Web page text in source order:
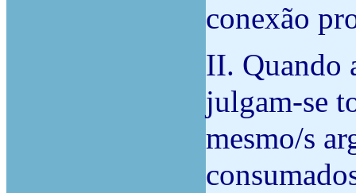
conexão
II. Quando
julgam-se
mesmo/s